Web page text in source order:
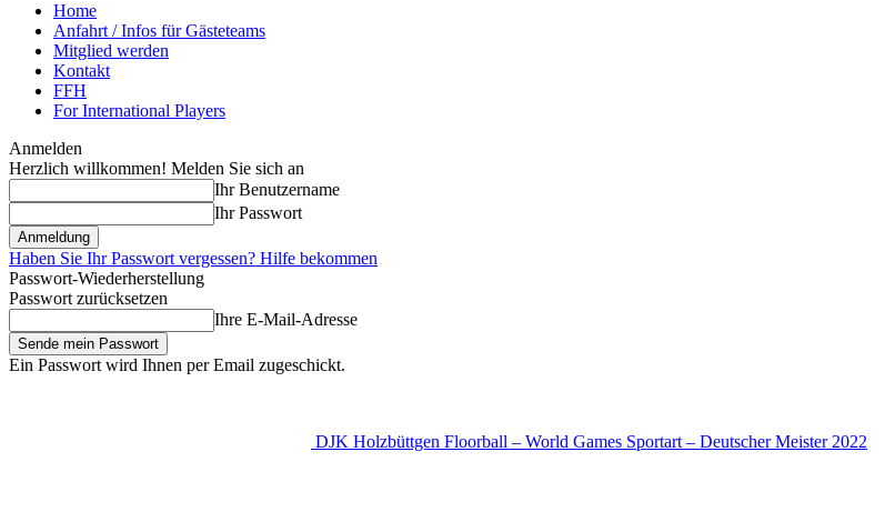
Home
Anfahrt / Infos für Gästeteams
Mitglied werden
Kontakt
FFH
For International Players
Anmelden
Herzlich willkommen! Melden Sie sich an
Ihr Benutzername
Ihr Passwort
Haben Sie Ihr Passwort vergessen? Hilfe bekommen
Passwort-Wiederherstellung
Passwort zurücksetzen
Ihre E-Mail-Adresse
Ein Passwort wird Ihnen per Email zugeschickt.
DJK Holzbüttgen Floorball – World Games Sportart – Deutscher Meister 2022